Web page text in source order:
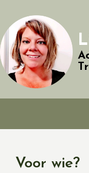
Voor wie?